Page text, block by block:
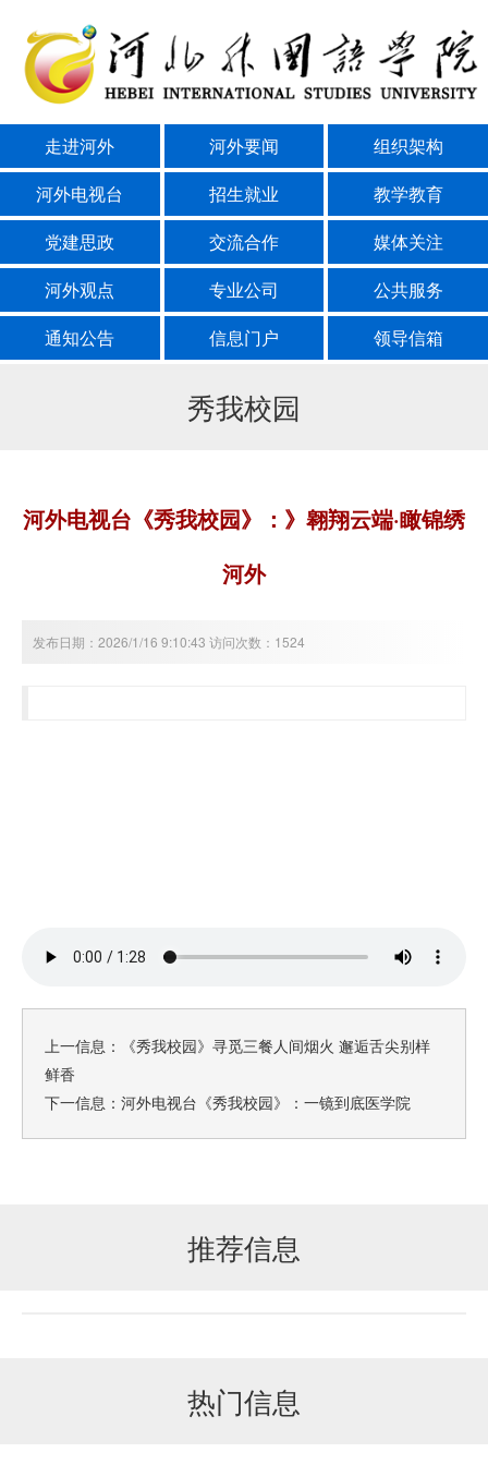
走进河外 河外要闻
组织架构
河外电视台
招生就业
教学教育
党建思政
交流合作
媒体关注
河外观点
专业公司
公共服务
通知公告
信息门户 领导信箱
秀我校园
河外电视台《秀我校园》：》翱翔云端·瞰锦绣
河外
发布日期：2026/1/16 9:10:43 访问次数：1524
上一信息：
《秀我校园》寻觅三餐人间烟火 邂逅舌尖别样
鲜香
下一信息： 河外电视台《秀我校园》：一镜到底医学院
推荐信息
热门信息